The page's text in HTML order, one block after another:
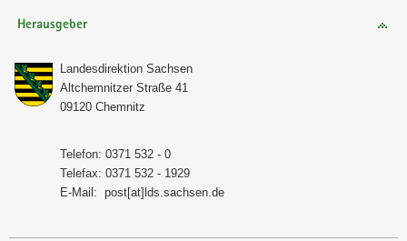
Herausgeber
Lan­des­di­rek­ti­on Sach­sen
Alt­chem­nit­zer Stra­ße 41
09120 Chem­nitz
Te­le­fon: 0371 532 - 0
Te­le­fax: 0371 532 - 1929
E-​Mail: post[at]lds.sach­sen.de